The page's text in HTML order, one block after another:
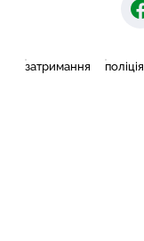
затримання поліція